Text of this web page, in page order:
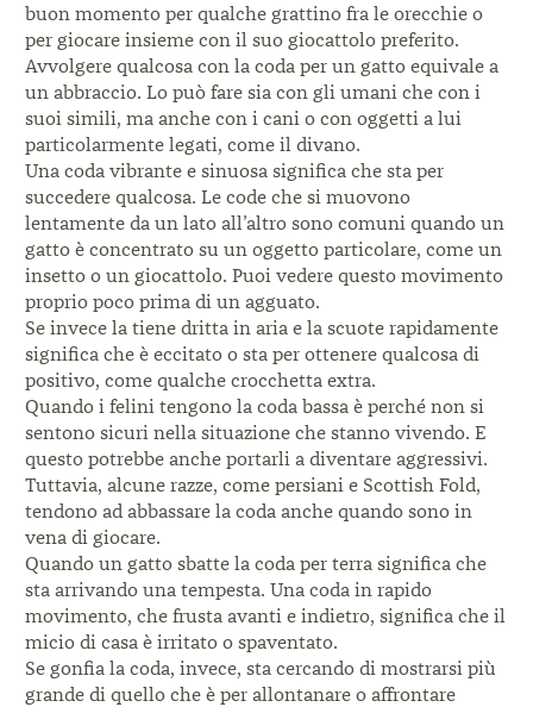
buon momento per qualche grattino fra le orecchie o
per giocare insieme con il suo giocattolo preferito.
Avvolgere qualcosa con la coda per un gatto equivale a
un abbraccio. Lo può fare sia con gli umani che con i
suoi simili, ma anche con i cani o con oggetti a lui
particolarmente legati, come il divano.
Una coda vibrante e sinuosa significa che sta per
succedere qualcosa. Le code che si muovono
lentamente da un lato all’altro sono comuni quando un
gatto è concentrato su un oggetto particolare, come un
insetto o un giocattolo. Puoi vedere questo movimento
proprio poco prima di un agguato.
Se invece la tiene dritta in aria e la scuote rapidamente
significa che è eccitato o sta per ottenere qualcosa di
positivo, come qualche crocchetta extra.
Quando i felini tengono la coda bassa è perché non si
sentono sicuri nella situazione che stanno vivendo. E
questo potrebbe anche portarli a diventare aggressivi.
Tuttavia, alcune razze, come persiani e Scottish Fold,
tendono ad abbassare la coda anche quando sono in
vena di giocare.
Quando un gatto sbatte la coda per terra significa che
sta arrivando una tempesta. Una coda in rapido
movimento, che frusta avanti e indietro, significa che il
micio di casa è irritato o spaventato.
Se gonfia la coda, invece, sta cercando di mostrarsi più
grande di quello che è per allontanare o affrontare